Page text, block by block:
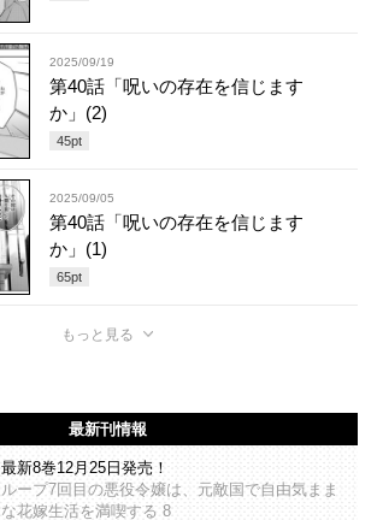
2025/09/19
第40話「呪いの存在を信じます
か」(2)
45pt
2025/09/05
第40話「呪いの存在を信じます
か」(1)
65pt
もっと見る
最新刊情報
最新8巻12月25日発売！
ループ7回目の悪役令嬢は、元敵国で自由気まま
な花嫁生活を満喫する 8